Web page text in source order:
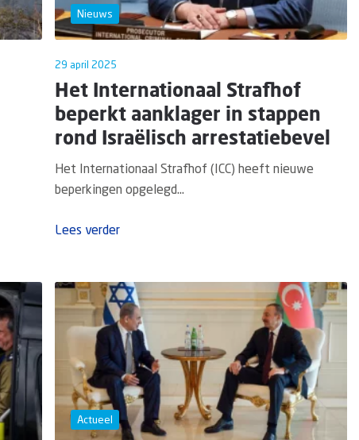
Nieuws
29 april 2025
Het Internationaal Strafhof
beperkt aanklager in stappen
rond Israëlisch arrestatiebevel
Het Internationaal Strafhof (ICC) heeft nieuwe
beperkingen opgelegd...
Lees verder
Actueel